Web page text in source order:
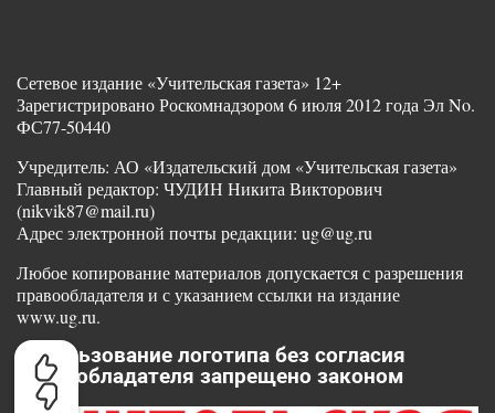
Сетевое издание «Учительская газета» 12+
Зарегистрировано Роскомнадзором 6 июля 2012 года Эл No.
ФС77-50440
Учредитель: АО «Издательский дом «Учительская газета»
Главный редактор: ЧУДИН Никита Викторович
(nikvik87@mail.ru)
Адрес электронной почты редакции: ug@ug.ru
Любое копирование материалов допускается с разрешения
правообладателя и с указанием ссылки на издание
www.ug.ru.
Использование логотипа без согласия
правообладателя запрещено законом